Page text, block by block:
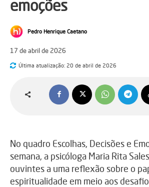
emoções
Pedro Henrique Caetano
17 de abril de 2026
Última atualização: 20 de abril de 2026
No quadro Escolhas, Decisões e
semana, a psicóloga Maria Rita
ouvintes a uma reflexão sobre o
espiritualidade em meio aos